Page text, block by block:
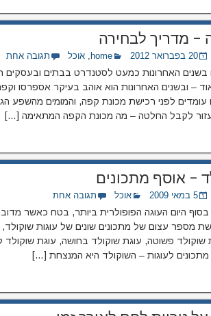
– מדריך לבחירה
20 בפברואר 2012 home
,אוכל תגובה אחת
בשנים האחרונות כמעט לסטנדרט בבתים ובעסקים
– ובשנים האחרונות הוא אוהב בעיקר אספרסו וקפה
עומדים לפני רכישת מכונת קפה, והמומים מהשפע
לקבל החלטה – מה מכונת הקפה המתאימה […]
– אוסף מתכונים
5 במאי 2009 אוכל תגובה אחת
בסוף היום העוגה הפופולרית ביותר, בטח כאשר
מספר עצום של מתכונים שונים של עוגות שוקולד,
שוקולד פשוטה, עוגת שוקולד בחושה, עוגת שוקולד
לעוגות – השוקולד היא המנצחת […]